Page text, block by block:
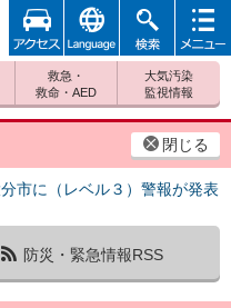
閉じる
市に（レベル３）警報が発表
防災・緊急情報RSS
救急・
救命・AED
大気汚染
監視情報
アクセ
ス
foreign 検索
メニュ